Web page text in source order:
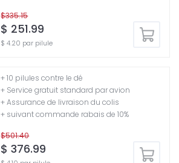
$335.15
$ 251.99
$ 4.20 par pilule
$501.40
$ 376.99
+ 10 pilules contre le dé
+ Service gratuit standard par avion
+ Assurance de livraison du colis
+ suivant commande rabais de 10%